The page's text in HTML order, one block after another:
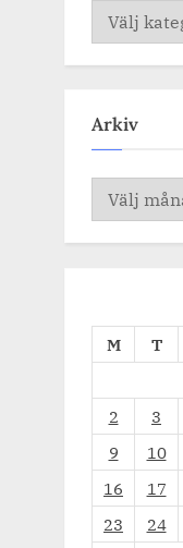
Kategorier
Arkiv
Arkiv
M
T
2
3
9
10
16
17
23
24